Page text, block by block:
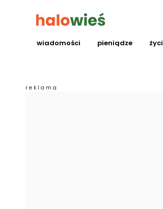
wiadomości pieniądze